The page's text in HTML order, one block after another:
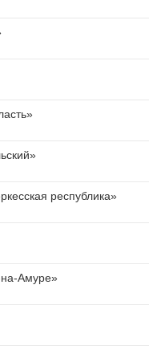
республика»
Амуре»